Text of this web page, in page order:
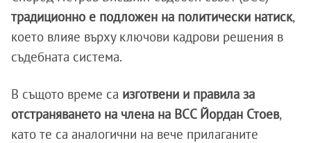
традиционно е подложен на политически натиск,
което влияе върху ключови кадрови решения в
съдебната система.
В същото време са изготвени и правила за
отстраняването на члена на ВСС Йордан Стоев,
като те са аналогични на вече прилаганите